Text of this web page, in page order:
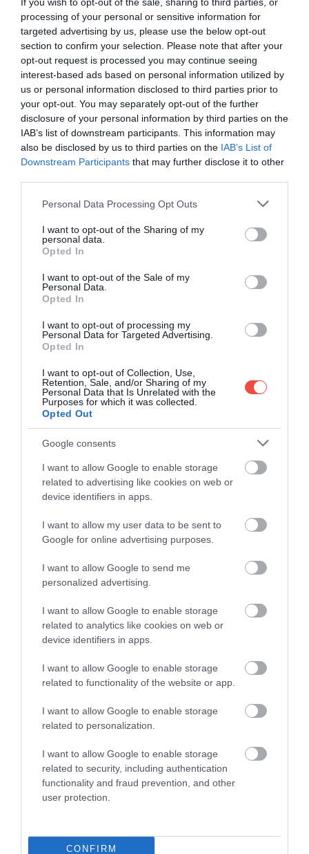
processing of your personal or sensitive information for
targeted advertising by us, please use the below opt-out
section to confirm your selection. Please note that after your
opt-out request is processed you may continue seeing
interest-based ads based on personal information utilized by
us or personal information disclosed to third parties prior to
your opt-out. You may separately opt-out of the further
disclosure of your personal information by third parties on the
IAB’s list of downstream participants. This information may
also be disclosed by us to third parties on the IAB’s List of
Downstream Participants that may further disclose it to other
Please note that this website/app uses one or more Google
not limited to your visit or usage behaviour. You may click to
grant or deny consent to Google and its third-party tags to
use your data for below specified purposes in below Google
consent section.
Personal Data Processing Opt Outs
I want to opt-out of the Sharing of my
personal data.
Opted In
I want to opt-out of the Sale of my
Personal Data.
Opted In
I want to opt-out of processing my
Personal Data for Targeted Advertising.
Opted In
I want to opt-out of Collection, Use,
Retention, Sale, and/or Sharing of my
Personal Data that Is Unrelated with the
Purposes for which it was collected.
Opted Out
Google consents
I want to allow Google to enable storage
related to advertising like cookies on web or
device identifiers in apps.
I want to allow my user data to be sent to
Google for online advertising purposes.
I want to allow Google to send me
personalized advertising.
I want to allow Google to enable storage
related to analytics like cookies on web or
device identifiers in apps.
I want to allow Google to enable storage
related to functionality of the website or app.
I want to allow Google to enable storage
related to personalization.
I want to allow Google to enable storage
related to security, including authentication
functionality and fraud prevention, and other
user protection.
CONFIRM
korcsolyapályát a park mellett, aminek a
bevételéből fedezhették az állatkert költségeinek
egy részét és még új, egzotikus állatokat is tudtak
vásárolni: "1890 elején például kísérleti jelleggel
korcsolyapályát létesítettek, amely a tavasz
beköszöntéig 2235 forint 95 krajcár jövedelmet
hozott. Ezért a pénzért akkoriban két szép
királytigrist lehetett vásárolni a legjobb
állatkereskedőktől" – írják az egyik visszatekintő
cikkben aBudapest Zoo weboldalán.
érdekességekre és szeretsz játszani, akkor kattints a
kvízünkre!
FŐVÁROSI ÁLLAT- ÉS NÖVÉNYKERT DRIVE-KVÍZ